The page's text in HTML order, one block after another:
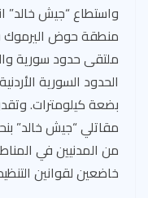
واستطاع “جيش خالد”
منطقة حوض اليرموك
ملتقى حدود سورية
الحدود السورية
بضعة كيلومترات.
مقاتلي “جيش خالد”
من المدنيين في
خاضعين لقوانين